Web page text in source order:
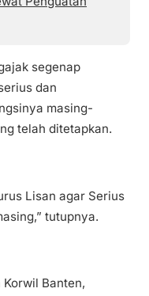
segenap
dan
masing-
telah ditetapkan.
Lisan agar Serius
tutupnya.
Banten,